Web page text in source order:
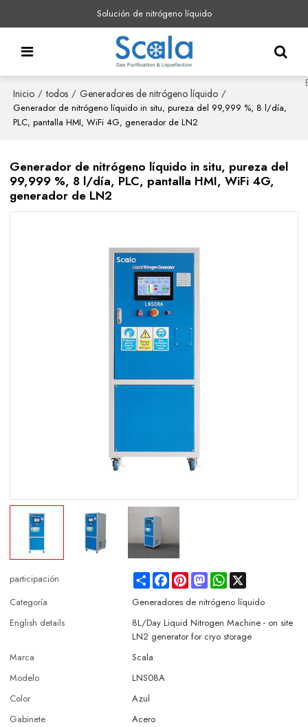
Solución de nitrógeno líquido
Inicio / todos / Generadores de nitrógeno líquido /
Generador de nitrógeno líquido in situ, pureza del 99,999 %, 8 l/día,
PLC, pantalla HMI, WiFi 4G, generador de LN2
Generador de nitrógeno líquido in situ, pureza del
99,999 %, 8 l/día, PLC, pantalla HMI, WiFi 4G,
generador de LN2
participación ShareFacebookPinterestMastodonWhatsApp
Categoría
Generadores de nitrógeno líquido
English details
8L/Day Liquid Nitrogen Machine - on site
LN2 generator for cryo storage
Marca
Scala
Modelo
LNS08A
Color
Azul
Gabinete
Acero